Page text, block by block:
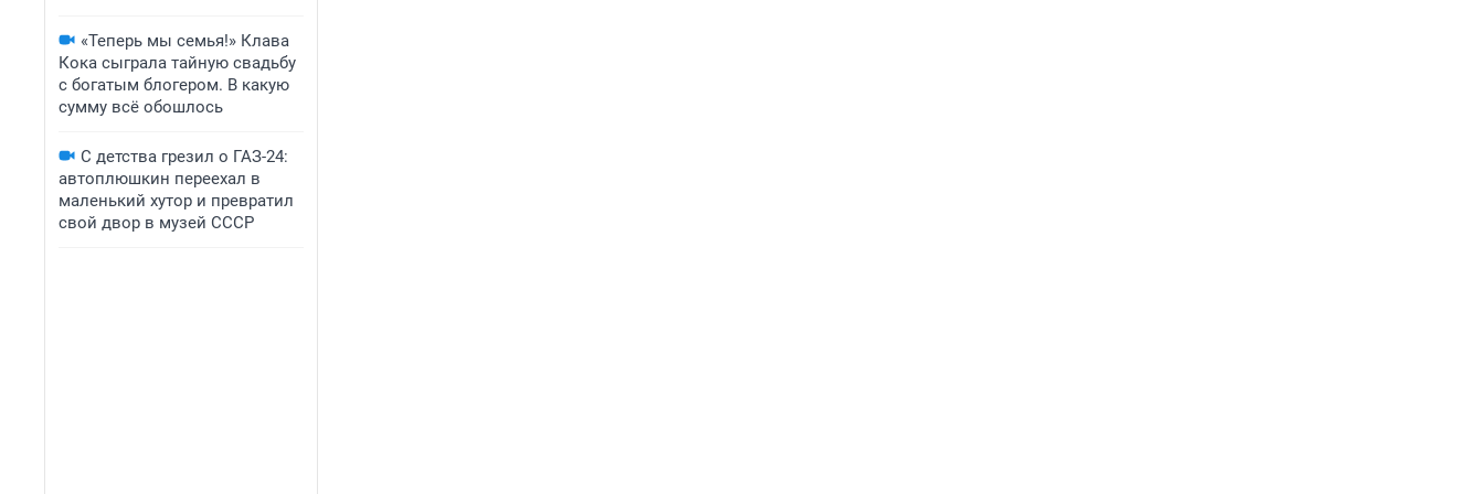
«Теперь мы семья!» Клава
Кока сыграла тайную свадьбу
с богатым блогером. В какую
сумму всё обошлось
С детства грезил о ГАЗ-24:
автоплюшкин переехал в
маленький хутор и превратил
свой двор в музей СССР